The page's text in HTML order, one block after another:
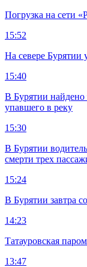
Погрузка на сети
15:52
На севере Бурятии
15:40
В Бурятии найдено
упавшего в реку
15:30
В Бурятии
смерти трех
15:24
В Бурятии завтра
14:23
Татауровская
13:47